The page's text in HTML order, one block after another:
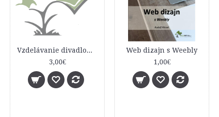
Vzdelávanie divadlom v marginalizovaných kultúrach
3,00€
Web dizajn s Weebly
1,00€